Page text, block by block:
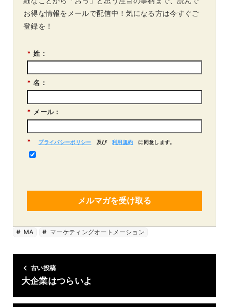
お得な情報をメールで配信中！気になる方は今すぐご
登録を！
* 姓：
* 名：
* メール：
* プライバシーポリシー 及び 利用規約 に同意します。
メルマガを受け取る
MA マーケティングオートメーション
古い投稿
大企業はつらいよ